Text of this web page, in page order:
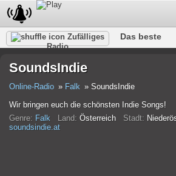
Zufälliges
Radio
Das beste
Rap
Trans
SoundsIndie
Online-Radio Falk
SoundsIndie
Wir bringen euch die schönsten Indie Songs!
Genre: Falk Land: Österreich Stadt:
soundsindie.at